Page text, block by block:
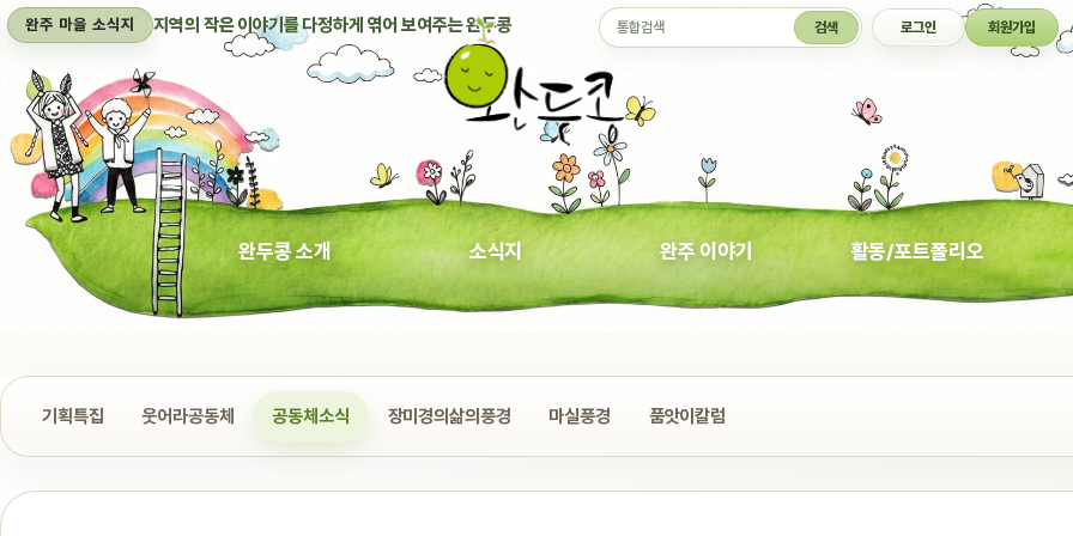
완주 마을 소식지 지역의 작은 이야기를 다정하게 엮어 보여주는 완두콩 통합검색 검색 로그인 회원가입
완두콩 소개 소식지 완주 이야기 활동/포트폴리오
기획특집 웃어라공동체 공동체소식 장미경의삶의풍경 마실풍경 품앗이칼럼